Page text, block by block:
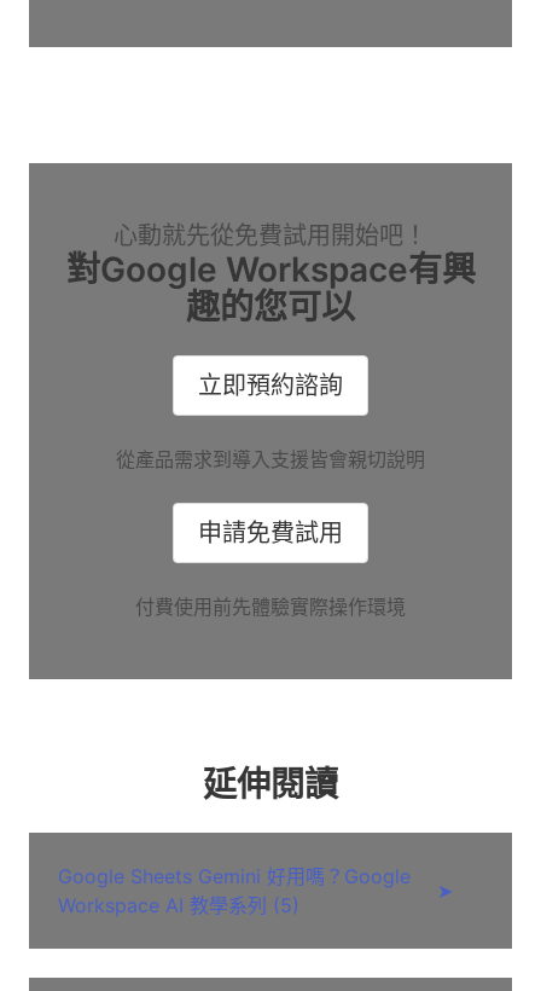
心動就先從免費試用開始吧！
對Google Workspace有興
趣的您可以
立即預約諮詢
從產品需求到導入支援皆會親切說明
申請免費試用
付費使用前先體驗實際操作環境
延伸閱讀
Google Sheets Gemini 好用嗎？Google
Workspace AI 教學系列 (5)
➤